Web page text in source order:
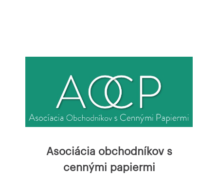
Asociácia obchodníkov s
cennými papiermi